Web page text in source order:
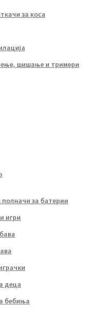
за коса
шишање и тримери
полначи за батерии
игри
деца
бебиња